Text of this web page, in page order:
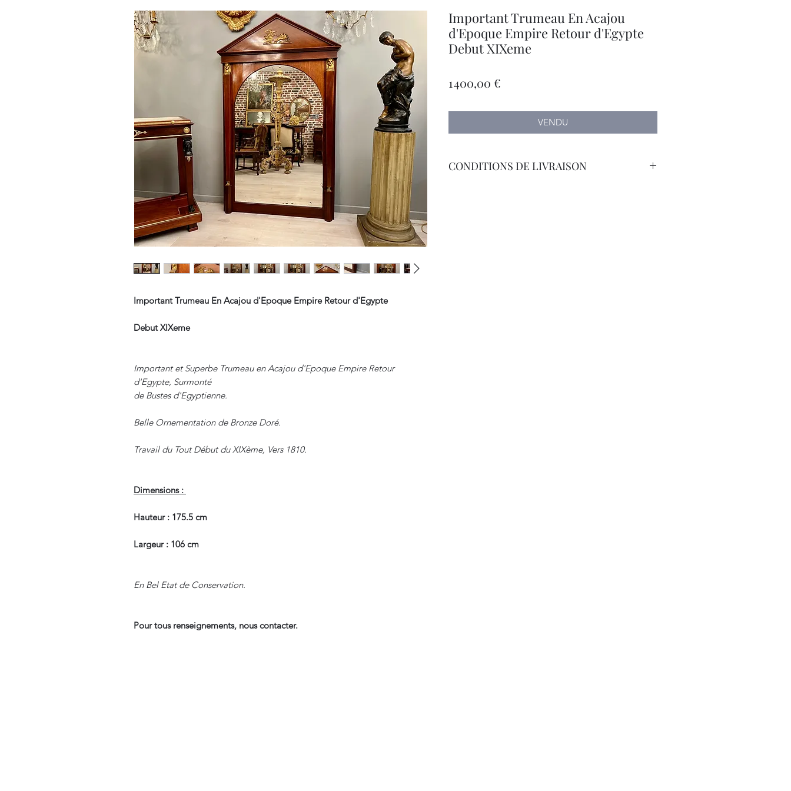
Important Trumeau En Acajou d'Epoque Empire Retour d'Egypte
Debut XIXeme
Important et Superbe Trumeau en Acajou d'Epoque Empire Retour
d'Egypte, Surmonté
de Bustes d'Egyptienne.
Belle Ornementation de Bronze Doré.
Travail du Tout Début du XIXème, Vers 1810.
Dimensions :
Hauteur : 175.5 cm
Largeur : 106 cm
En Bel Etat de Conservation.
Pour tous renseignements, nous contacter.
Important Trumeau En Acajou
d'Epoque Empire Retour d'Egypte
Debut XIXeme
1 400,00 €
VENDU
CONDITIONS DE LIVRAISON